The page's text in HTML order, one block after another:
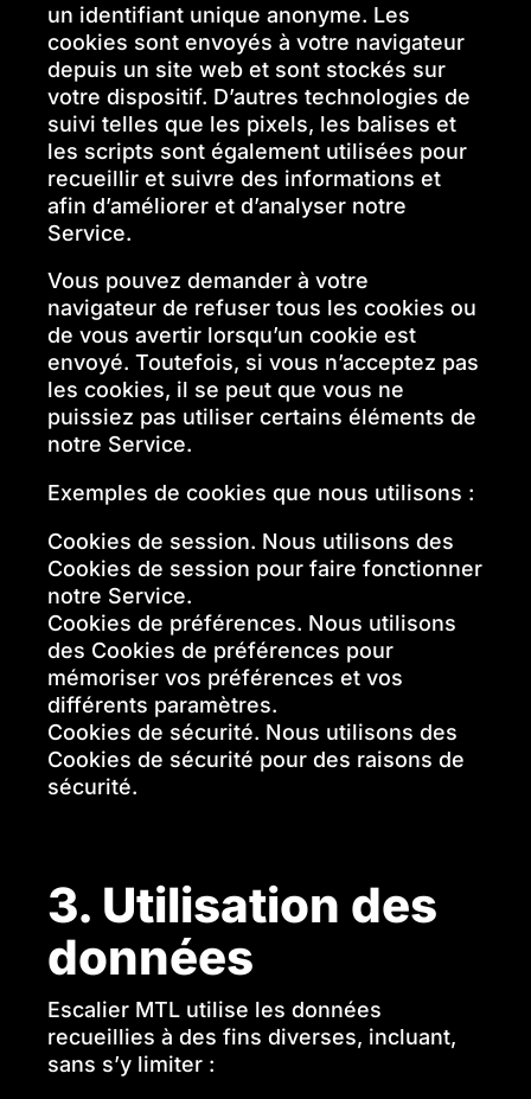
un identifiant unique anonyme. Les
cookies sont envoyés à votre navigateur
depuis un site web et sont stockés sur
votre dispositif. D’autres technologies de
suivi telles que les pixels, les balises et
les scripts sont également utilisées pour
recueillir et suivre des informations et
afin d’améliorer et d’analyser notre
Service.
Vous pouvez demander à votre
navigateur de refuser tous les cookies ou
de vous avertir lorsqu’un cookie est
envoyé. Toutefois, si vous n’acceptez pas
les cookies, il se peut que vous ne
puissiez pas utiliser certains éléments de
notre Service.
Exemples de cookies que nous utilisons :
Cookies de session. Nous utilisons des
Cookies de session pour faire fonctionner
notre Service.
Cookies de préférences. Nous utilisons
des Cookies de préférences pour
mémoriser vos préférences et vos
différents paramètres.‍
Cookies de sécurité. Nous utilisons des
Cookies de sécurité pour des raisons de
sécurité.
3. Utilisation des
données
Escalier MTL utilise les données
recueillies à des fins diverses, incluant,
sans s’y limiter :